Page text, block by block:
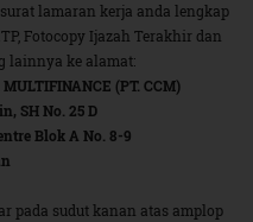
lamaran kerja anda lengkap
Fotocopy Ijazah Terakhir dan
lainnya ke alamat:
(PT. CCM)
SH No. 25 D
Blok A No. 8-9
pada sudut kanan atas amplop